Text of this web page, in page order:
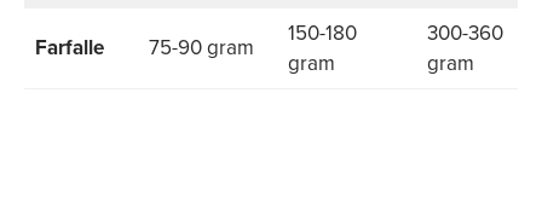
Farfalle 75-90 gram
150-180
gram
300-360
gram